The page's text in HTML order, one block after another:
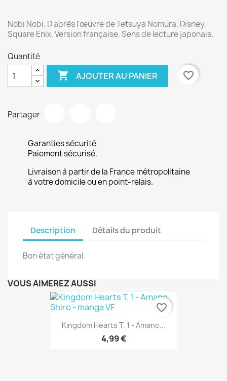
Nobi Nobi. D'après l'œuvre de Tetsuya Nomura, Disney,
Square Enix. Version française. Sens de lecture japonais.
Quantité
 AJOUTER AU PANIER favorite_border
Partager
Garanties sécurité
Paiement sécurisé.
Livraison à partir de la France métropolitaine
à votre domicile ou en point-relais.
Description Détails du produit
Bon état général.
VOUS AIMEREZ AUSSI
Kingdom Hearts T. 1 - Amano...
4,99 €
favorite_border